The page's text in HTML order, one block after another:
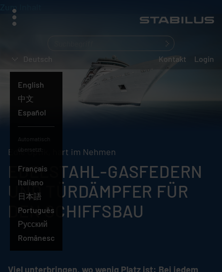
Zum Inhalt
Menü
Deutsch
Deutsch
English
中文
Español
Automatisch
übersetzt:
Français
Italiano
日本語
Português
Русский
Românesc
Kontakt Login
Edle Optik, hart im Nehmen
EDELSTAHL-GASFEDERN
UND TÜRDÄMPFER FÜR
DEN SCHIFFSBAU
Viel unterbringen, wo wenig Platz ist: Bei jedem
suchen
Sie?